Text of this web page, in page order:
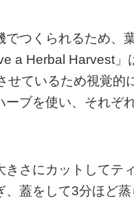
つくられるため、
a Herbal Harvest」
ているため視覚的
ーブを使い、それぞ
さにカットしてテ
蓋をして3分ほど蒸